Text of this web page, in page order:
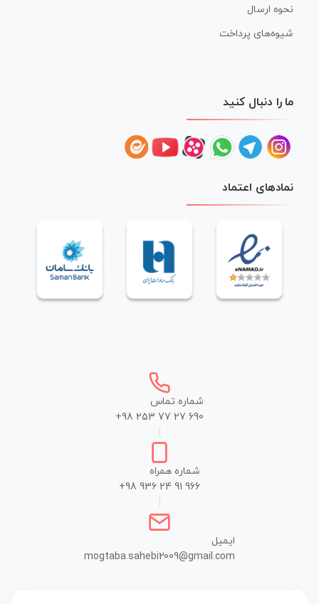
نحوه ارسال
شیوه‌های پرداخت
ما را دنبال کنید
نمادهای اعتماد
شماره تماس
+98 253 77 27 690
شماره همراه
+98 936 24 91 966
ایمیل
mogtaba.sahebi2009@gmail.com